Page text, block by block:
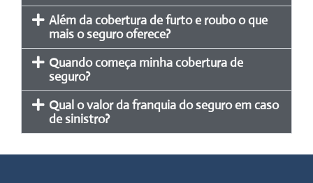
Além da cobertura de furto e roubo o que
mais o seguro oferece?
Quando começa minha cobertura de
seguro?
Qual o valor da franquia do seguro em caso
de sinistro?